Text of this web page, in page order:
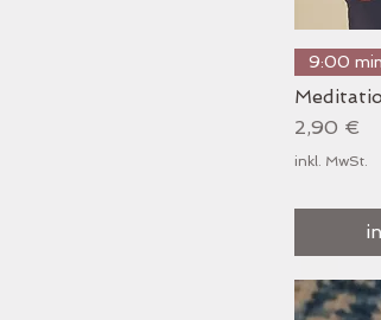
9:00 min
Preis
2,90 €
inkl. MwSt.